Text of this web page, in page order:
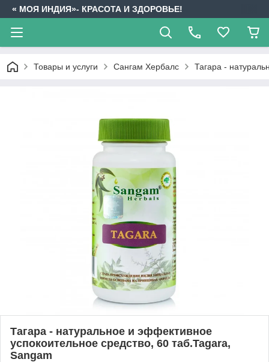
« МОЯ ИНДИЯ»- КРАСОТА И ЗДОРОВЬЕ!
Товары и услуги Сангам Хербалс Тагара -
Тагара - натуральное и эффективное
успокоительное средство, 60 таб.Tagara,
Sangam